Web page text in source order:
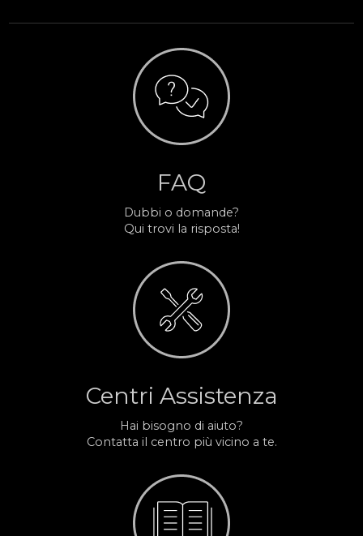
FAQ
Dubbi o domande?
Qui trovi la risposta!
Centri Assistenza
Hai bisogno di aiuto?
Contatta il centro più vicino a te.